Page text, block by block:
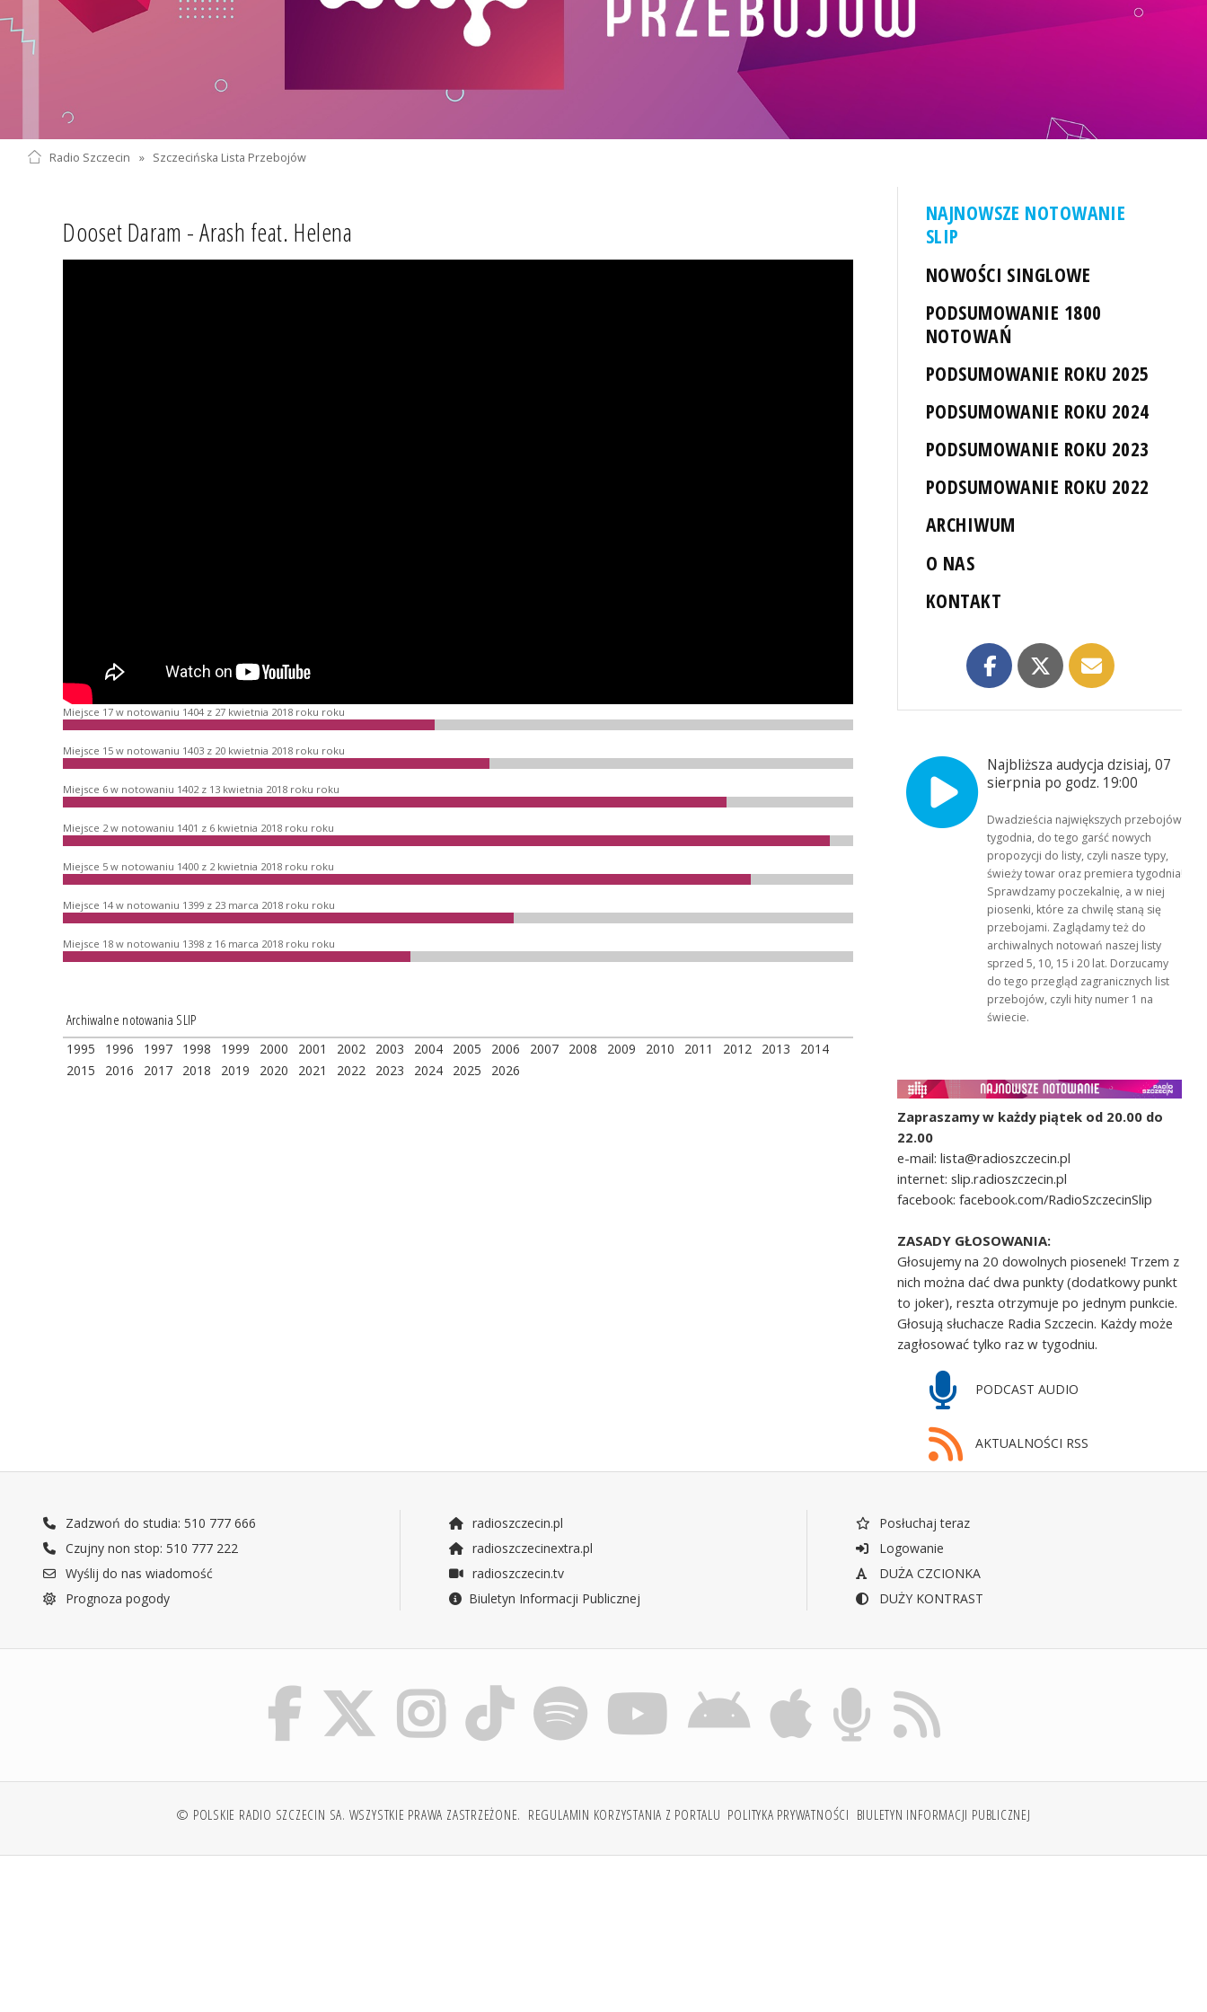
Radio Szczecin » Szczecińska Lista Przebojów
Dooset Daram - Arash feat. Helena
Miejsce 17 w notowaniu 1404 z 27 kwietnia 2018 roku roku
Miejsce 15 w notowaniu 1403 z 20 kwietnia 2018 roku roku
Miejsce 6 w notowaniu 1402 z 13 kwietnia 2018 roku roku
Miejsce 2 w notowaniu 1401 z 6 kwietnia 2018 roku roku
Miejsce 5 w notowaniu 1400 z 2 kwietnia 2018 roku roku
Miejsce 14 w notowaniu 1399 z 23 marca 2018 roku roku
Miejsce 18 w notowaniu 1398 z 16 marca 2018 roku roku
Archiwalne notowania SLIP
1995 1996 1997 1998 1999 2000 2001 2002 2003 2004 2005 2006 2007 2008 2009 2010 2011 2012 2013
2014
2015
2016 2017 2018 2019 2020 2021 2022 2023 2024 2025 2026
NAJNOWSZE NOTOWANIE
SLIP
NOWOŚCI SINGLOWE
PODSUMOWANIE 1800
NOTOWAŃ
PODSUMOWANIE ROKU 2025
PODSUMOWANIE ROKU 2024
PODSUMOWANIE ROKU 2023
PODSUMOWANIE ROKU 2022
ARCHIWUM
O NAS
KONTAKT
Najbliższa audycja dzisiaj, 07
sierpnia po godz. 19:00
Dwadzieścia największych przebojów
tygodnia, do tego garść nowych
propozycji do listy, czyli nasze typy,
świeży towar oraz premiera tygodnia!
Sprawdzamy poczekalnię, a w niej
piosenki, które za chwilę staną się
przebojami. Zaglądamy też do
archiwalnych notowań naszej listy
sprzed 5, 10, 15 i 20 lat. Dorzucamy
do tego przegląd zagranicznych list
przebojów, czyli hity numer 1 na
świecie.
Zapraszamy w każdy piątek od 20.00 do
22.00
e-mail: lista@radioszczecin.pl
internet: slip.radioszczecin.pl
facebook: facebook.com/RadioSzczecinSlip
ZASADY GŁOSOWANIA:
Głosujemy na 20 dowolnych piosenek! Trzem z
nich można dać dwa punkty (dodatkowy punkt
to joker), reszta otrzymuje po jednym punkcie.
Głosują słuchacze Radia Szczecin. Każdy może
zagłosować tylko raz w tygodniu.
PODCAST AUDIO
AKTUALNOŚCI RSS
Zadzwoń do studia: 510 777 666
Czujny non stop: 510 777 222
Wyślij do nas wiadomość
Prognoza pogody
radioszczecin.pl
radioszczecinextra.pl
radioszczecin.tv
Biuletyn Informacji Publicznej
Posłuchaj teraz
Logowanie
DUŻA CZCIONKA
DUŻY KONTRAST
© POLSKIE RADIO SZCZECIN SA. WSZYSTKIE PRAWA ZASTRZEŻONE. REGULAMIN KORZYSTANIA Z PORTALU POLITYKA PRYWATNOŚCI BIULETYN INFORMACJI PUBLICZNEJ